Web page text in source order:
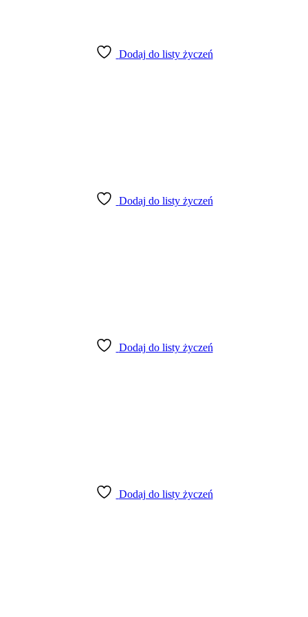
Dodaj do listy życzeń
Dodaj do listy życzeń
Dodaj do listy życzeń
Dodaj do listy życzeń